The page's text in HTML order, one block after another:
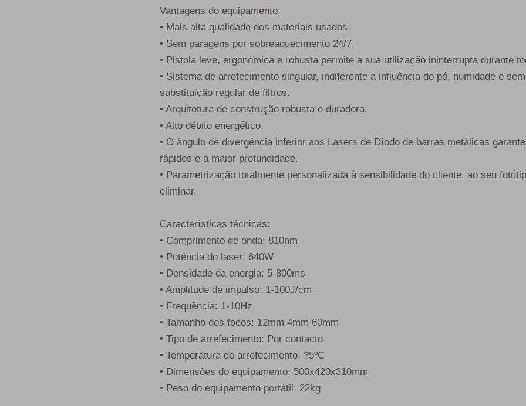
Vantagens do equipamento:
• Mais alta qualidade dos materiais usados.
• Sem paragens por sobreaquecimento 24/7.
• Pistola leve, ergonómica e robusta permite a sua utilização ininterrupta durante
• Sistema de arrefecimento singular, indiferente a influência do pó, humidade e
substituição regular de filtros.
• Arquitetura de construção robusta e duradora.
• Alto débito energético.
• O ângulo de divergência inferior aos Lasers de Díodo de barras metálicas
rápidos e a maior profundidade.
• Parametrização totalmente personalizada à sensibilidade do cliente, ao seu
eliminar.
Características técnicas:
• Comprimento de onda: 810nm
• Potência do laser: 640W
• Densidade da energia: 5-800ms
• Amplitude de impulso: 1-100J/cm
• Frequência: 1-10Hz
• Tamanho dos focos: 12mm 4mm 60mm
• Tipo de arrefecimento: Por contacto
• Temperatura de arrefecimento: ?5ºC
• Dimensões do equipamento: 500x420x310mm
• Peso do equipamento portátil: 22kg